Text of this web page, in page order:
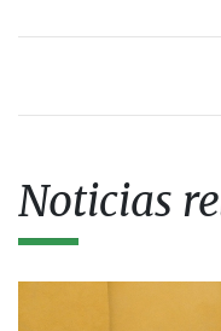
Noticias